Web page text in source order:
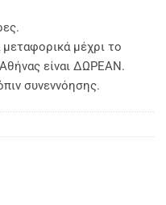
μέχρι το
είναι ΔΩΡΕΑΝ.
συνεννόησης.